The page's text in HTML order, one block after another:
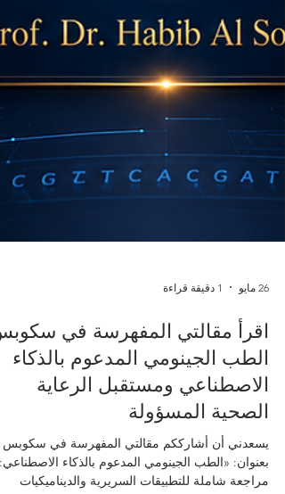
26 مايو
اقرأ مقالتي المفهرسة في
الطب الجينومي المدعوم بالذكاء
الاصطناعي ومستقبل الرعاية